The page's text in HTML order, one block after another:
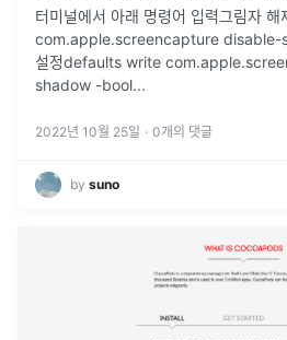
터미널에서 아래 명령어 입력그림자
com.apple.screencapture disable-
설정defaults write
shadow -bool...
2022년 10월 25일 · 0개의 댓글
by suno